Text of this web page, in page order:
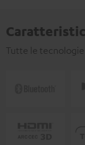
Tutte le tecnologie